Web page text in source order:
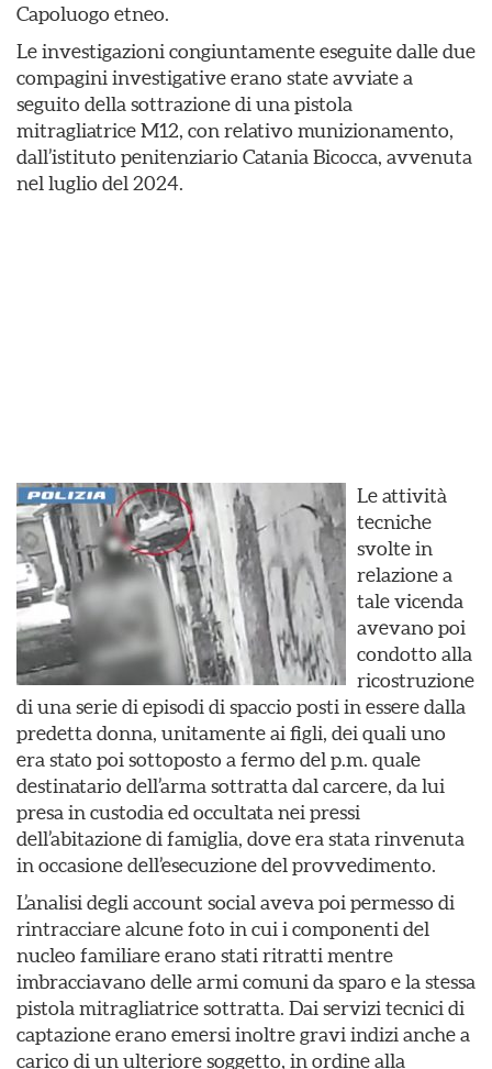
Capoluogo etneo.
Le investigazioni congiuntamente eseguite dalle due
compagini investigative erano state avviate a
seguito della sottrazione di una pistola
mitragliatrice M12, con relativo munizionamento,
dall’istituto penitenziario Catania Bicocca, avvenuta
nel luglio del 2024.
Le attività
tecniche
svolte in
relazione a
tale vicenda
avevano poi
condotto alla
ricostruzione
di una serie di episodi di spaccio posti in essere dalla
predetta donna, unitamente ai figli, dei quali uno
era stato poi sottoposto a fermo del p.m. quale
destinatario dell’arma sottratta dal carcere, da lui
presa in custodia ed occultata nei pressi
dell’abitazione di famiglia, dove era stata rinvenuta
in occasione dell’esecuzione del provvedimento.
L’analisi degli account social aveva poi permesso di
rintracciare alcune foto in cui i componenti del
nucleo familiare erano stati ritratti mentre
imbracciavano delle armi comuni da sparo e la stessa
pistola mitragliatrice sottratta. Dai servizi tecnici di
captazione erano emersi inoltre gravi indizi anche a
carico di un ulteriore soggetto, in ordine alla